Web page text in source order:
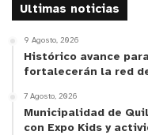
Ultimas noticias
9 Agosto, 2026
Histórico avance
fortalecerán la red
7 Agosto, 2026
Municipalidad de
con Expo Kids y